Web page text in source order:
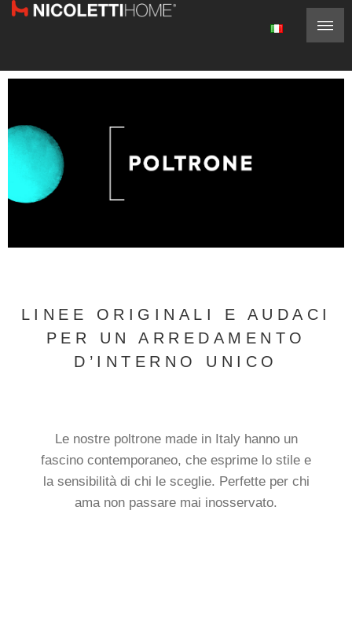
LINEE ORIGINALI E AUDACI
PER UN ARREDAMENTO
D’INTERNO UNICO
Le nostre poltrone made in Italy hanno un
fascino contemporaneo, che esprime lo stile e
la sensibilità di chi le sceglie. Perfette per chi
ama non passare mai inosservato.